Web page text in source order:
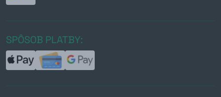
SPÔSOB PLATBY: